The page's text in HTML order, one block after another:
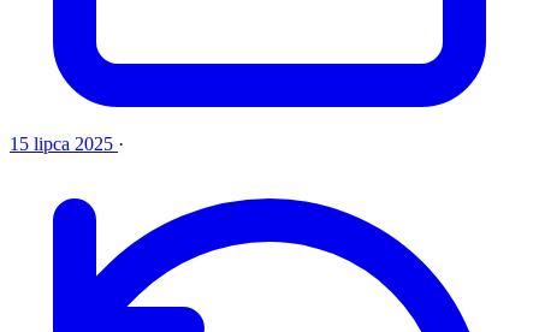
15 lipca 2025 ·